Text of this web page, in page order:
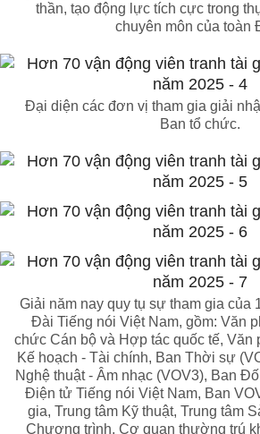
thần, tạo động lực tích cực trong
chuyên môn của toàn
Đại diện các đơn vị tham gia giải
Ban tổ chức.
Giải năm nay quy tụ sự tham gia của
Đài Tiếng nói Việt Nam, gồm: Văn
chức Cán bộ và Hợp tác quốc tế, Văn
Kế hoạch - Tài chính, Ban Thời sự
Nghệ thuật - Âm nhạc (VOV3), Ban
Điện tử Tiếng nói Việt Nam, Ban
gia, Trung tâm Kỹ thuật, Trung tâm
Chương trình, Cơ quan thường trú